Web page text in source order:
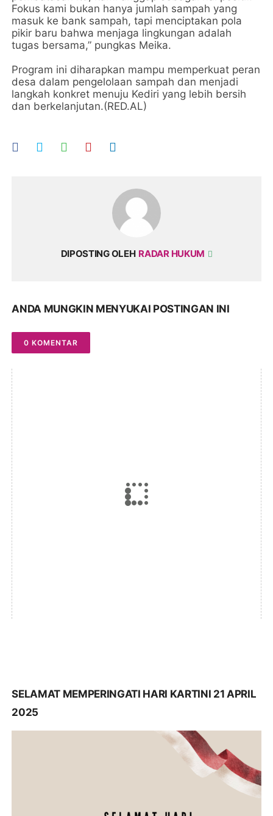
Fokus kami bukan hanya jumlah sampah yang
masuk ke bank sampah, tapi menciptakan pola
pikir baru bahwa menjaga lingkungan adalah
tugas bersama,” pungkas Meika.
Program ini diharapkan mampu memperkuat peran
desa dalam pengelolaan sampah dan menjadi
langkah konkret menuju Kediri yang lebih bersih
dan berkelanjutan.(RED.AL)
DIPOSTING OLEH RADAR HUKUM
ANDA MUNGKIN MENYUKAI POSTINGAN INI
0 KOMENTAR
SELAMAT MEMPERINGATI HARI KARTINI 21 APRIL
2025